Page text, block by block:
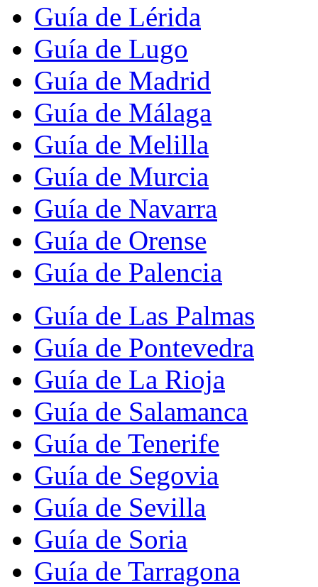
Guía de Lérida
Guía de Lugo
Guía de Madrid
Guía de Málaga
Guía de Melilla
Guía de Murcia
Guía de Navarra
Guía de Orense
Guía de Palencia
Guía de Las Palmas
Guía de Pontevedra
Guía de La Rioja
Guía de Salamanca
Guía de Tenerife
Guía de Segovia
Guía de Sevilla
Guía de Soria
Guía de Tarragona